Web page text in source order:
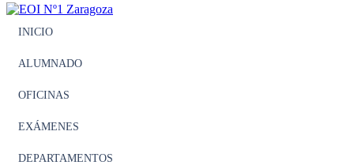
INICIO
ALUMNADO
OFICINAS
EXÁMENES
DEPARTAMENTOS